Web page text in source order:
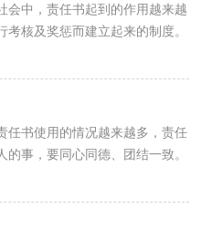
会中，责任书起到的作用越来越
核及奖惩而建立起来的制度。
下面是小编精心...
任书使用的情况越来越多，责任
事，要同心同德、团结一致。
为大家收集的车...